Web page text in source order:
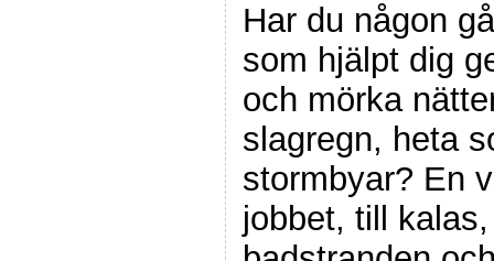
Har du någon
som hjälpt dig
och mörka
slagregn, heta
stormbyar? En
jobbet, till